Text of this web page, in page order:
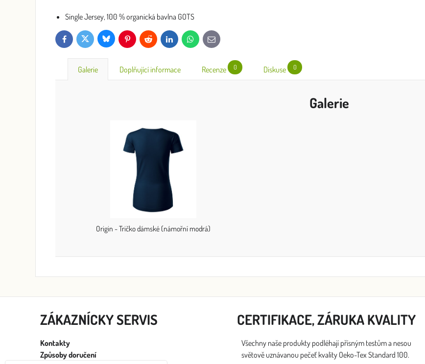
Single Jersey, 100 % organická bavlna GOTS
FacebookTwitter Bluesky PinterestReddit LinkedInWhatsApp
E-
mail
Galerie Doplňující informace Recenze 0 Diskuse 0
Galerie
Origin - Tričko dámské (námořní modrá)
ZÁKAZNÍCKY SERVIS
Kontakty
Způsoby doručení
CERTIFIKACE, ZÁRUKA KVALITY
Všechny naše produkty podléhají přísným testům a nesou
světově uznávanou pečeť kvality Oeko-Tex Standard 100.